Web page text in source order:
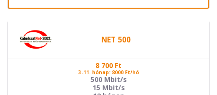
NET 500
8 700 Ft
3-11. hónap: 8000 Ft/hó
500 Mbit/s
15 Mbit/s